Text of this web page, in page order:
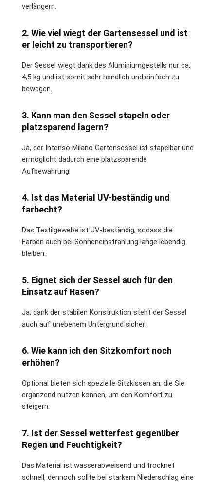
verlängern.
2. Wie viel wiegt der Gartensessel und ist
er leicht zu transportieren?
Der Sessel wiegt dank des Aluminiumgestells nur ca.
4,5 kg und ist somit sehr handlich und einfach zu
bewegen.
3. Kann man den Sessel stapeln oder
platzsparend lagern?
Ja, der Intenso Milano Gartensessel ist stapelbar und
ermöglicht dadurch eine platzsparende
Aufbewahrung.
4. Ist das Material UV-beständig und
farbecht?
Das Textilgewebe ist UV-beständig, sodass die
Farben auch bei Sonneneinstrahlung lange lebendig
bleiben.
5. Eignet sich der Sessel auch für den
Einsatz auf Rasen?
Ja, dank der stabilen Konstruktion steht der Sessel
auch auf unebenem Untergrund sicher.
6. Wie kann ich den Sitzkomfort noch
erhöhen?
Optional bieten sich spezielle Sitzkissen an, die Sie
ergänzend nutzen können, um den Komfort zu
steigern.
7. Ist der Sessel wetterfest gegenüber
Regen und Feuchtigkeit?
Das Material ist wasserabweisend und trocknet
schnell, dennoch sollte bei starkem Niederschlag eine